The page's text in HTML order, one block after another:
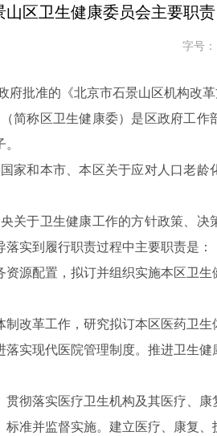
山区卫生健康委员会主要职责
字号：
府批准的《北京市石景山区机构改革
（简称区卫生健康委） 是区政府工作
。
家和本市、本区关于应对人口老
关于卫生健康工作的方针政策、 决
落实到履行职责过程中主要职责是：
资源配置 ， 拟订并组织实施本区卫
制改革工作 ， 研究拟订本区医药卫生
落实现代医院管理制度。推进卫生
彻落实医疗卫生机构及其医疗、
标准并监督实施。 建立医疗、康复